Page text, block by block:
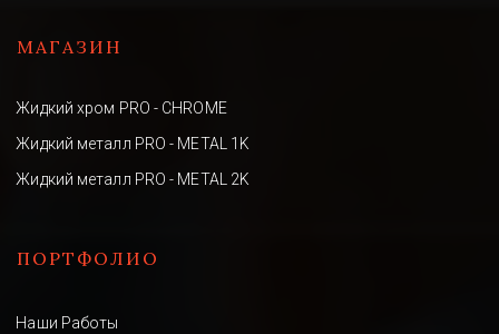
МАГАЗИН
Жидкий хром PRO - CHROME
Жидкий металл PRO - METAL 1K
Жидкий металл PRO - METAL 2K
ПОРТФОЛИО
Наши Работы